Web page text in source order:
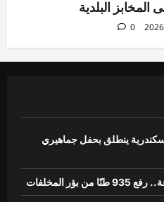
المخابز البلدية
0
ينطلق بحفل جماهيري
المخلفات